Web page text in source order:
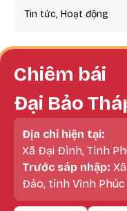
Tin tức, Hoạt động
Chiêm bái
Đại Bảo
Địa chỉ hiện tại:
Xã Đại Đình, Tình
Trước sáp nhập:
Đảo, tỉnh Vĩnh Phúc